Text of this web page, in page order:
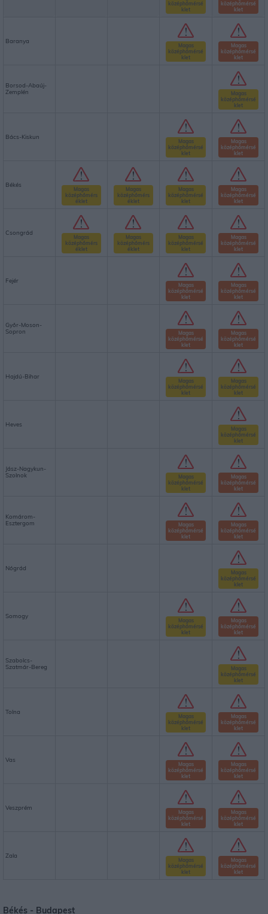
középhőmérsé
klet
középhőmérsé
klet
Baranya
Magas
középhőmérsé
klet
Magas
középhőmérsé
klet
Borsod-Abaúj-
Zemplén
Magas
középhőmérsé
klet
Bács-Kiskun
Magas
középhőmérsé
klet
Magas
középhőmérsé
klet
Békés
Magas
középhőmérs
éklet
Magas
középhőmérs
éklet
Magas
középhőmérsé
klet
Magas
középhőmérsé
klet
Csongrád
Magas
középhőmérs
éklet
Magas
középhőmérs
éklet
Magas
középhőmérsé
klet
Magas
középhőmérsé
klet
Fejér
Magas
középhőmérsé
klet
Magas
középhőmérsé
klet
Győr-Moson-
Sopron
Magas
középhőmérsé
klet
Magas
középhőmérsé
klet
Hajdú-Bihar
Magas
középhőmérsé
klet
Magas
középhőmérsé
klet
Heves
Magas
középhőmérsé
klet
Jász-Nagykun-
Szolnok
Magas
középhőmérsé
klet
Magas
középhőmérsé
klet
Komárom-
Esztergom
Magas
középhőmérsé
klet
Magas
középhőmérsé
klet
Nógrád
Magas
középhőmérsé
klet
Somogy
Magas
középhőmérsé
klet
Magas
középhőmérsé
klet
Szabolcs-
Szatmár-Bereg
Magas
középhőmérsé
klet
Tolna
Magas
középhőmérsé
klet
Magas
középhőmérsé
klet
Vas
Magas
középhőmérsé
klet
Magas
középhőmérsé
klet
Veszprém
Magas
középhőmérsé
klet
Magas
középhőmérsé
klet
Zala
Magas
középhőmérsé
klet
Magas
középhőmérsé
klet
Békés - Budapest